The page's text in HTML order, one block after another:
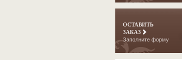
ОСТАВИТЬ
ЗАКАЗ
Заполните форму